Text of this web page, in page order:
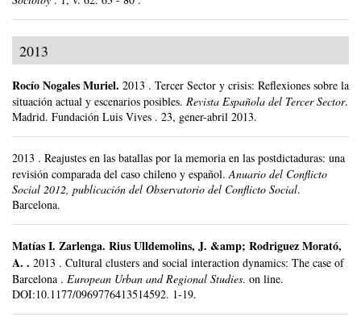
2013
Rocío Nogales Muriel. 2013 . Tercer Sector y crisis: Reflexiones sobre la
situación actual y escenarios posibles. Revista Española del Tercer Sector.
Madrid. Fundación Luis Vives . 23, gener-abril 2013.
2013 . Reajustes en las batallas por la memoria en las postdictaduras: una
revisión comparada del caso chileno y español. Anuario del Conflicto
Social 2012, publicación del Observatorio del Conflicto Social.
Barcelona.
Matías I. Zarlenga. Rius Ulldemolins, J. &amp; Rodriguez Morató,
A. . 2013 . Cultural clusters and social interaction dynamics: The case of
Barcelona . European Urban and Regional Studies. on line.
DOI:10.1177/0969776413514592. 1-19.